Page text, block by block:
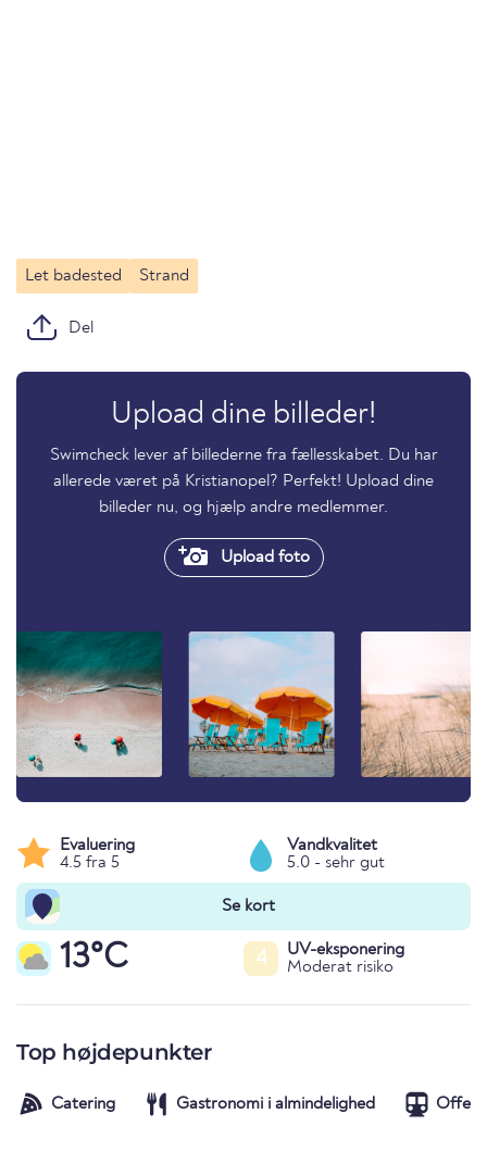
Let badested Strand
Del
Upload dine billeder!
Swimcheck lever af billederne fra fællesskabet. Du har
allerede været på Kristianopel? Perfekt! Upload dine
billeder nu, og hjælp andre medlemmer.
Upload foto
Evaluering
4.5 fra 5
Vandkvalitet
5.0 - sehr gut
Se kort
13°C 4
UV-eksponering
Moderat risiko
Top højdepunkter
Catering Gastronomi i almindelighed